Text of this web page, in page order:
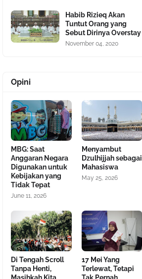
Habib Rizieq Akan
Tuntut Orang yang
Sebut Dirinya Overstay
November 04, 2020
Opini
MBG: Saat
Anggaran Negara
Digunakan untuk
Kebijakan yang
Tidak Tepat
June 11, 2026
Menyambut
Dzulhijjah sebagai
Mahasiswa
May 25, 2026
Di Tengah Scroll
Tanpa Henti,
17 Mei Yang
Terlewat, Tetapi